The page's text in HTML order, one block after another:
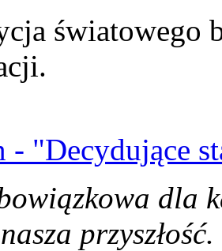
światowego
- "Decydujące
dla
przyszłość.